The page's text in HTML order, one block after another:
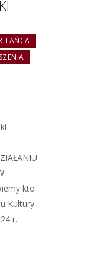
–
TAŃCA
kto
Kultury
r.